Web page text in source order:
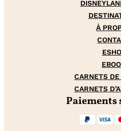
À
CARNETS DE
CARNETS
Paiements